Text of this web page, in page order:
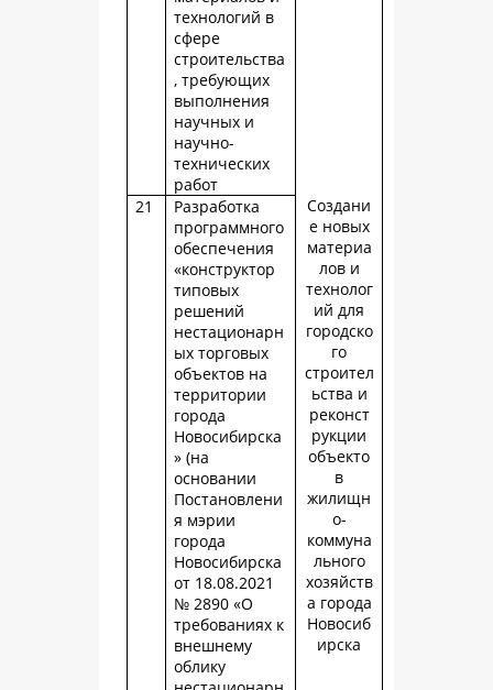
технологий в
сфере
строительства
, требующих
выполнения
научных и
научно-
технических
работ
Создани
е новых
материа
лов и
технолог
ий для
городско
го
строител
ьства и
реконст
рукции
объекто
в
жилищн
о-
коммуна
льного
хозяйств
а города
Новосиб
ирска
21
Разработка
программного
обеспечения
«конструктор
типовых
решений
нестационарн
ых торговых
объектов на
территории
города
Новосибирска
» (на
основании
Постановлени
я мэрии
города
Новосибирска
от 18.08.2021
№ 2890 «О
требованиях к
внешнему
облику